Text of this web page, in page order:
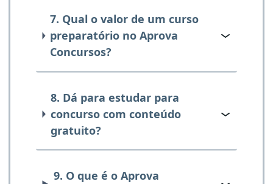
7. Qual o valor de um curso
preparatório no Aprova
Concursos?
8. Dá para estudar para
concurso com conteúdo
gratuito?
9. O que é o Aprova